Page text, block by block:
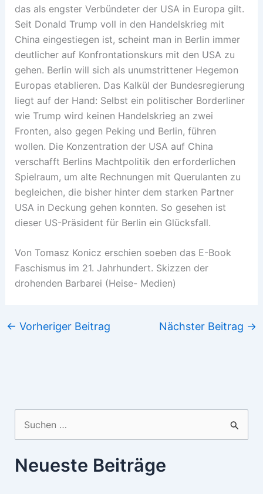
das als engster Verbündeter der USA in Europa gilt.
Seit Donald Trump voll in den Handelskrieg mit
China eingestiegen ist, scheint man in Berlin immer
deutlicher auf Konfrontationskurs mit den USA zu
gehen. Berlin will sich als unumstrittener Hegemon
Europas etablieren. Das Kalkül der Bundesregierung
liegt auf der Hand: Selbst ein politischer Borderliner
wie Trump wird keinen Handelskrieg an zwei
Fronten, also gegen Peking und Berlin, führen
wollen. Die Konzentration der USA auf China
verschafft Berlins Machtpolitik den erforderlichen
Spielraum, um alte Rechnungen mit Querulanten zu
begleichen, die bisher hinter dem starken Partner
USA in Deckung gehen konnten. So gesehen ist
dieser US-Präsident für Berlin ein Glücksfall.
Von Tomasz Konicz erschien soeben das E-Book
Faschismus im 21. Jahrhundert. Skizzen der
drohenden Barbarei (Heise- Medien)
← Vorheriger Beitrag Nächster Beitrag →
Suchen
nach:
Neueste Beiträge